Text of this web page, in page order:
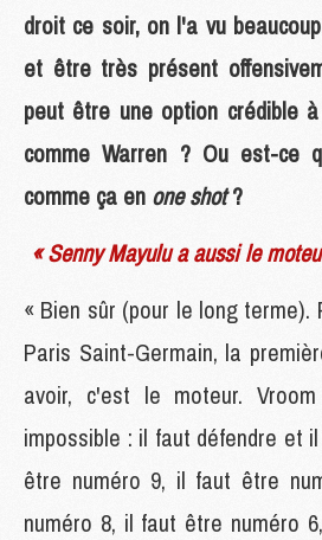
droit ce soir, on l'a vu
et être très présent
peut être une option crédible
comme Warren ? Ou est-ce
comme ça en one shot?
« Senny Mayulu a aussi le
« Bien sûr (pour le long
Paris Saint-Germain, la
avoir, c'est le moteur.
impossible : il faut défendre et
être numéro 9, il faut être
numéro 8, il faut être numéro